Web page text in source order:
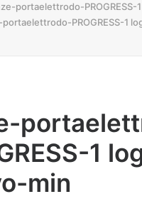
LASER
SALDATURA
portaelettrodo-PROGRESS-
PROGRESS-1
1
min